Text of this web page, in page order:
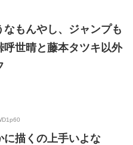
もんやし、ジャンプも
世晴と藤本タツキ以外
に描くの上手いよな